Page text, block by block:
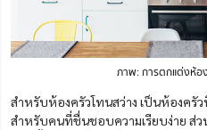
ภาพ: การตกแต่งห้อ
สำหรับห้องครัวโทนสว่าง เป็นห้องครั
สำหรับคนที่ชื่นชอบความเรียบง่าย ส่